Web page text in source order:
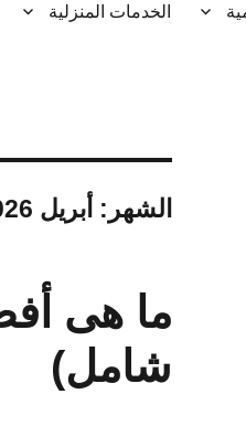
الخدمات المنزلية
الشهر: أبريل 2026
ما هى
شامل)